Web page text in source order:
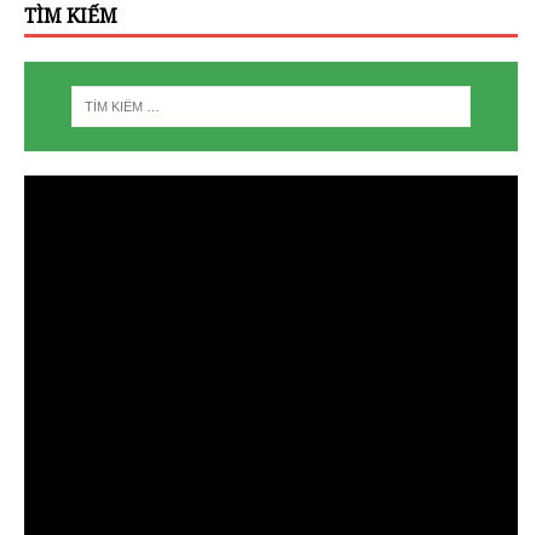
TÌM KIẾM